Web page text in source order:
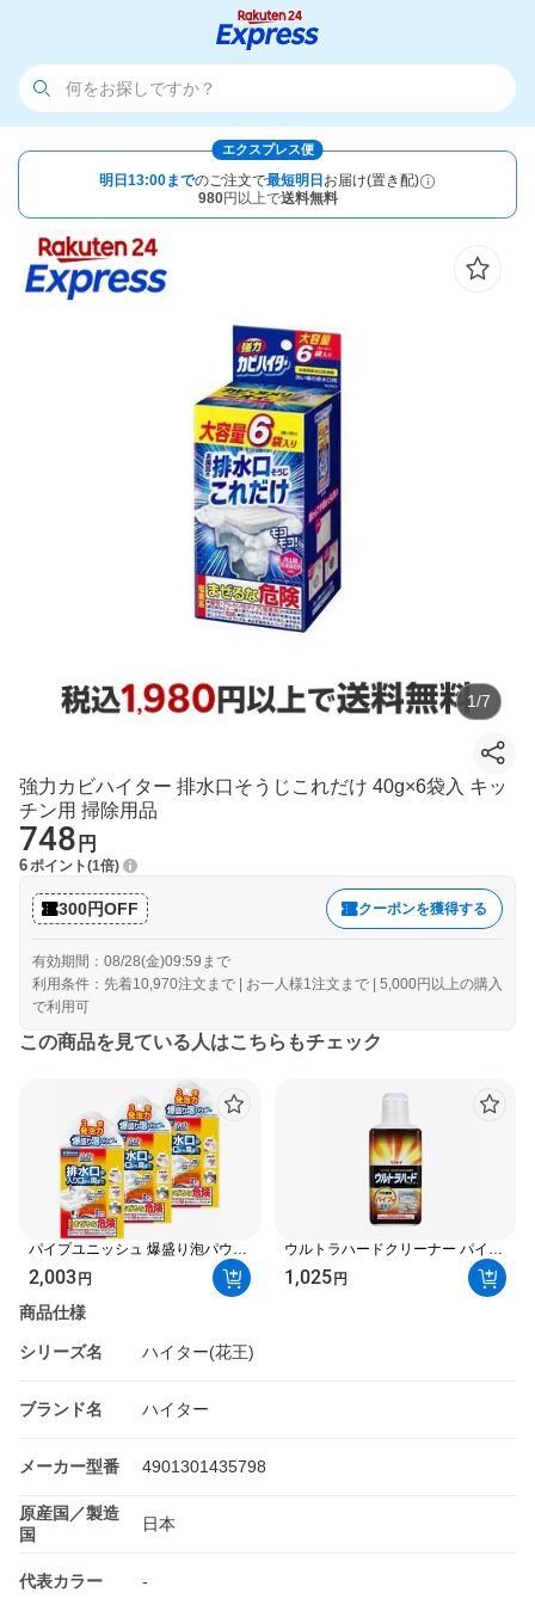
エクスプレス便
明日13:00までのご注文で最短明日 お届け(置き配)
980円以上で送料無料
1/7
強力カビハイター 排水口そうじこれだけ 40g×6袋入 キッ
チン用 掃除用品
748 円
6ポイント 1倍
300円OFF クーポンを獲得する
有効期間：08/28(金)09:59まで
利用条件：先着10,970注文まで | お一人様1注文まで | 5,000円以上の購入
で利用可
この商品を見ている人はこちらもチェック
パイプユニッシュ 爆盛り泡パウダ
ー 50g×2包 3個セット【パイプユ
ニッシュ】 掃除用洗剤
2,003円
ウルトラハードクリーナー パイプ
用 500g 【リンレイ】 掃除用洗剤
1,025円
商品仕様
シリーズ名 ハイター(花王)
ブランド名 ハイター
メーカー型番 4901301435798
原産国／製造
国
日本
代表カラー -